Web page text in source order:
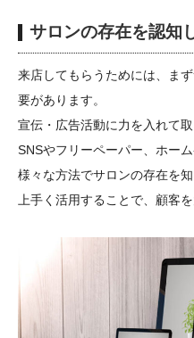
サロンの存在を認知
来店してもらうためには、ま
要があります。
宣伝・広告活動に力を入れて取
SNSやフリーペーパー、ホー
様々な方法でサロンの存在を
上手く活用することで、顧客